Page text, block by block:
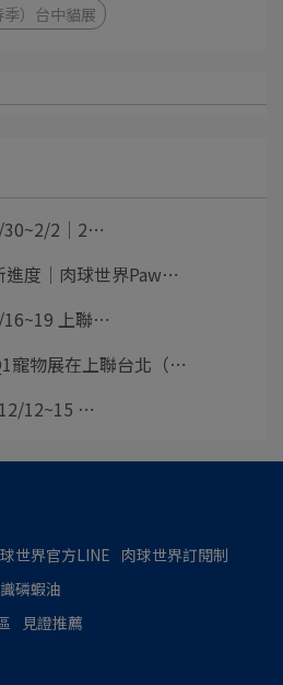
季）台中貓展
30~2/2│2⋯
進度│肉球世界Paw⋯
上聯⋯
寵物展在上聯台北（⋯
12~15 ⋯
世界官方LINE 肉球世界訂閱制
磷蝦油
見證推薦